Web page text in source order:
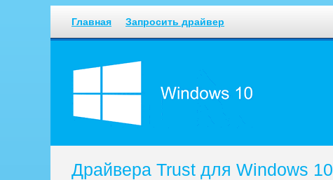
Главная Запросить драйвер
Драйвера Trust для Windows 10